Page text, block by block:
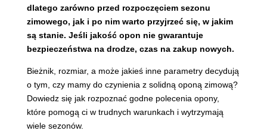
dlatego zarówno przed rozpoczęciem sezonu
zimowego, jak i po nim warto przyjrzeć się, w jakim
są stanie. Jeśli jakość opon nie gwarantuje
bezpieczeństwa na drodze, czas na zakup nowych.
Bieżnik, rozmiar, a może jakieś inne parametry decydują
o tym, czy mamy do czynienia z solidną oponą zimową?
Dowiedz się jak rozpoznać godne polecenia opony,
które pomogą ci w trudnych warunkach i wytrzymają
wiele sezonów.